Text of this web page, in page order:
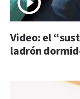
Video: el
ladrón